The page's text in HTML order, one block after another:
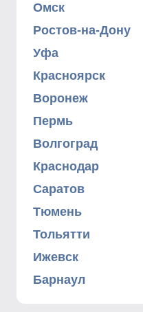
Омск
Ростов-на-Дону
Уфа
Красноярск
Воронеж
Пермь
Волгоград
Краснодар
Саратов
Тюмень
Тольятти
Ижевск
Барнаул